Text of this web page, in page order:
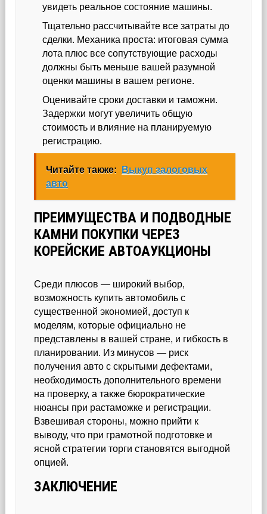
увидеть реальное состояние машины.
Тщательно рассчитывайте все затраты до
сделки. Механика проста: итоговая сумма
лота плюс все сопутствующие расходы
должны быть меньше вашей разумной
оценки машины в вашем регионе.
Оценивайте сроки доставки и таможни.
Задержки могут увеличить общую
стоимость и влияние на планируемую
регистрацию.
Читайте также:
Выкуп залоговых
авто
ПРЕИМУЩЕСТВА И ПОДВОДНЫЕ
КАМНИ ПОКУПКИ ЧЕРЕЗ
КОРЕЙСКИЕ АВТОАУКЦИОНЫ
Среди плюсов — широкий выбор,
возможность купить автомобиль с
существенной экономией, доступ к
моделям, которые официально не
представлены в вашей стране, и гибкость в
планировании. Из минусов — риск
получения авто с скрытыми дефектами,
необходимость дополнительного времени
на проверку, а также бюрократические
нюансы при растаможке и регистрации.
Взвешивая стороны, можно прийти к
выводу, что при грамотной подготовке и
ясной стратегии торги становятся выгодной
опцией.
ЗАКЛЮЧЕНИЕ